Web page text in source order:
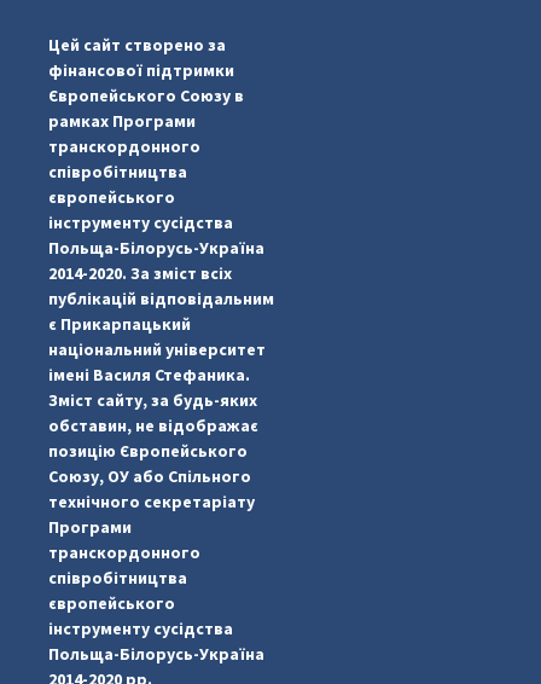
#PipIvanToday
Цей сайт створено за
фінансової підтримки
Європейського Союзу в
рамках Програми
транскордонного
співробітництва
європейського
інструменту сусідства
Польща-Білорусь-Україна
2014-2020. За зміст всіх
публікацій відповідальним
є Прикарпацький
національний університет
імені Василя Стефаника.
Зміст сайту, за будь-яких
обставин, не відображає
позицію Європейського
Союзу, ОУ або Спільного
технічного секретаріату
Програми
транскордонного
співробітництва
європейського
інструменту сусідства
Польща-Білорусь-Україна
2014-2020 рр.